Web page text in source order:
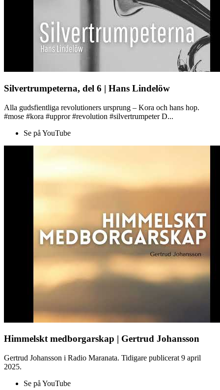
Silvertrumpeterna, del 6 | Hans Lindelöw
Alla gudsfientliga revolutioners ursprung – Kora och hans hop.
#mose #kora #uppror #revolution #silvertrumpeter D...
Se på YouTube
Himmelskt medborgarskap | Gertrud Johansson
Gertrud Johansson i Radio Maranata. Tidigare publicerat 9 april
2025.
Se på YouTube